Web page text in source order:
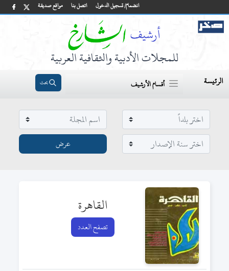
مواقع صديقة اتصل بنا انضمام/ تسجيل الدخول
للمجلات الأدبية والثقافية العربية
الرئيسة أقسام الأرشيف بحث
القاهرة
تصفح العدد